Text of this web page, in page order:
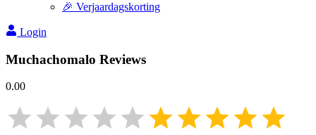
🎉 Verjaardagskorting
Login
Muchachomalo Reviews
0.00